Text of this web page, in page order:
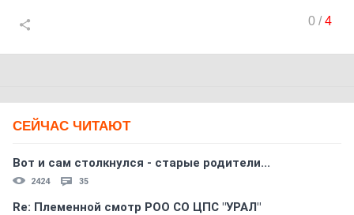
0/4
СЕЙЧАС ЧИТАЮТ
Вот и сам столкнулся - старые родители...
2424 35
Re: Племеннoй смoтр РOO CO ЦПС "УРАЛ"